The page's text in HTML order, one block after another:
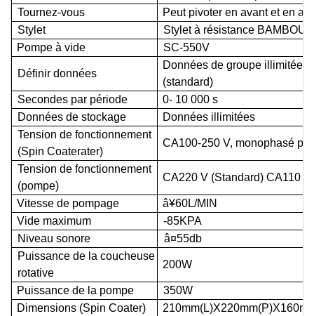
Tournez-vous
Peut pivoter en avant et en
Stylet
Stylet à résistance BAMBOU
Pompe à vide
SC-550V
Définir données
Données de groupe
(standard)
Secondes par période
0- 10 000 s
Données de stockage
Données illimitées
Tension de fonctionnement
(Spin Coaterater)
CA100-250 V, monophasé
Tension de fonctionnement
(pompe)
CA220 V (Standard)CA110 V
Vitesse de pompage â¥60L/MIN
Vide maximum
-85KPA
Niveau sonore
â¤55db
Puissance de la coucheuse
rotative
200W
Puissance de la pompe
350W
Dimensions (Spin Coater)
210mm(L)X220mm(P)X160